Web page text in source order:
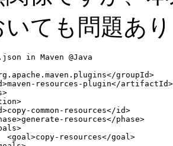
いても問題あ
in Maven @Java
</groupId>
maven-resources-plugin</artifactId>
common-resources</id>
resources</phase>
<goal>copy-resources</goal>